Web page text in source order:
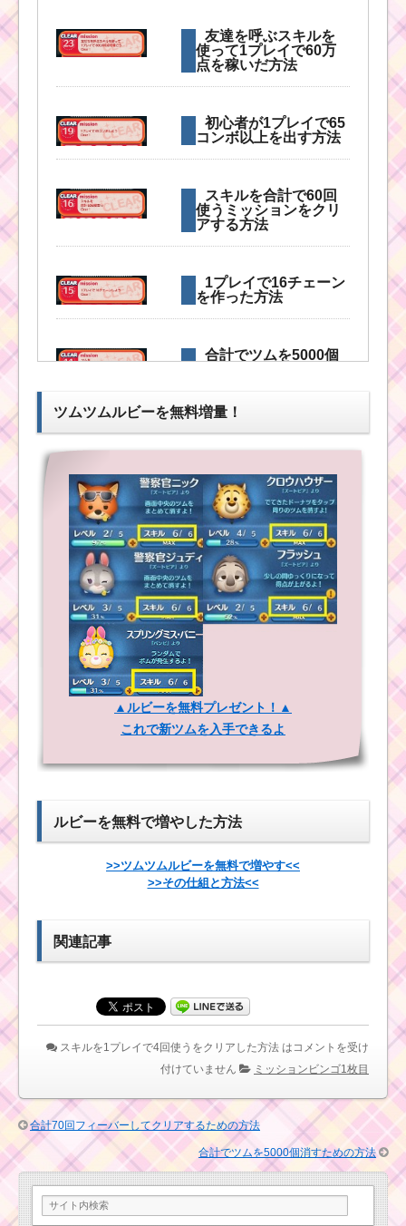
友達を呼ぶスキルを
使って1プレイで60万
点を稼いだ方法
初心者が1プレイで65
コンボ以上を出す方法
スキルを合計で60回
使うミッションをクリ
アする方法
1プレイで16チェーン
を作った方法
合計でツムを5000個
ツムツムミッション
ビンゴ1枚目！完全攻略
法を公開中！これで初
心者もクリアできる
1プレイでフィ
ツムツムを始めたけ
どミッションビンゴ1枚
目が出来ない！？
出してミッションをク
リアする方法
初心者が簡単に12チ
方法
初心者が1プレイで
めのコツ
1プレイでミニーを80
個消す方法
ツムツムルビーを無料増量！
▲ルビーを無料プレゼント！▲
これで新ツムを入手できるよ
ルビーを無料で増やした方法
>>ツムツムルビーを無料で増やす<<
>>その仕組と方法<<
関連記事
スキルを1プレイで4回使うをクリアした方法 は コメントを受け
付けていません
ミッションビンゴ1枚目
合計70回フィーバーしてクリアするための方法
合計でツムを5000個消すための方法